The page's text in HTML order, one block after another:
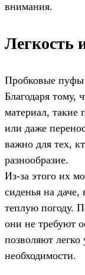
внимания.
Легкость
Пробковые пуфы
Благодаря тому,
материал, такие
или даже
важно для тех,
разнообразие.
Из-за этого их
сиденья на
теплую погоду.
они не требуют
позволяют легко
необходимости.